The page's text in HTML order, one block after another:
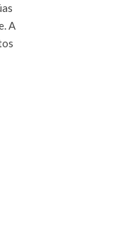
A